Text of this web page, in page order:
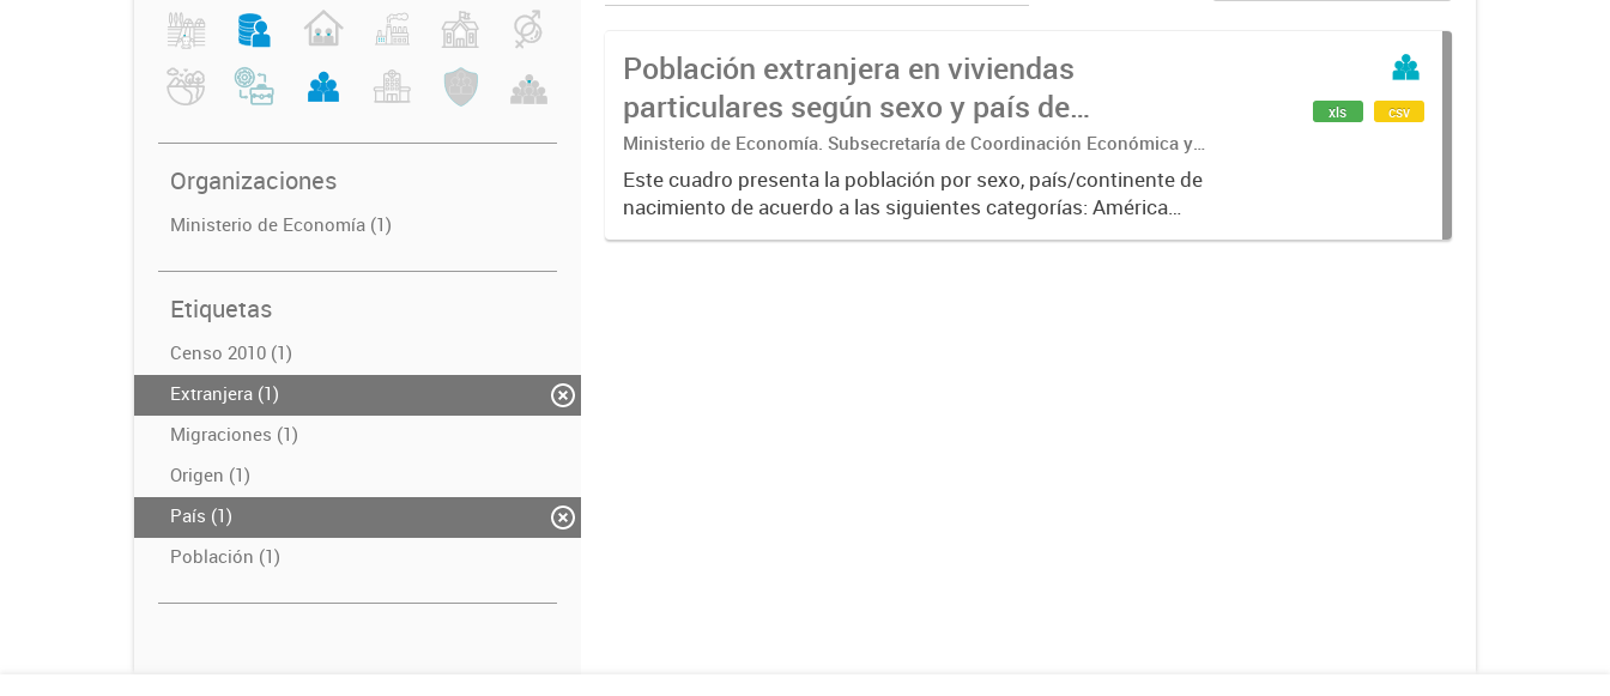
Organizaciones
Ministerio de Economía (1)
Etiquetas
Censo 2010 (1)
Extranjera (1)
Migraciones (1)
Origen (1)
País (1)
Población (1)
Población extranjera en viviendas
particulares según sexo y país de
nacimiento. Por Municipio 2022
Ministerio de Economía. Subsecretaría de Coordinación Económica y
Estadística. Dirección Provincial de Estadística.
Este cuadro presenta la población por sexo, país/continente de
nacimiento de acuerdo a las siguientes categorías: América
Limítrofe, América no Limítrofe, Europa, África, Asia y Oceanía.
xls csv